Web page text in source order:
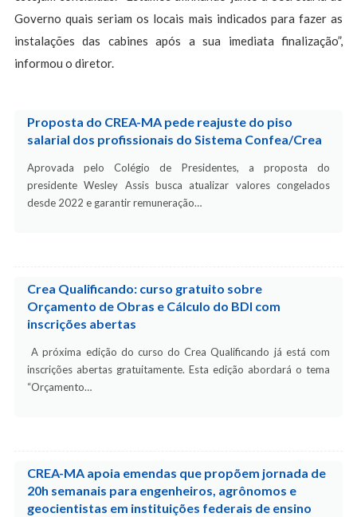
Governo quais seriam os locais mais indicados para fazer as
instalações das cabines após a sua imediata finalização”,
informou o diretor.
Proposta do CREA-MA pede reajuste do piso
salarial dos profissionais do Sistema Confea/Crea
Aprovada pelo Colégio de Presidentes, a proposta do
presidente Wesley Assis busca atualizar valores congelados
desde 2022 e garantir remuneração…
Crea Qualificando: curso gratuito sobre
Orçamento de Obras e Cálculo do BDI com
inscrições abertas
A próxima edição do curso do Crea Qualificando já está com
inscrições abertas gratuitamente. Esta edição abordará o tema
“Orçamento…
CREA-MA apoia emendas que propõem jornada de
20h semanais para engenheiros, agrônomos e
geocientistas em instituições federais de ensino